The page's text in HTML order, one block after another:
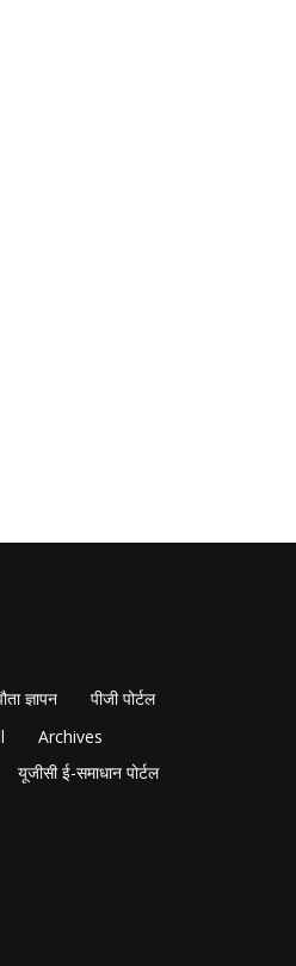
ज्ञापन
पीजी पोर्टल
Archives
यूजीसी ई-समाधान पोर्टल